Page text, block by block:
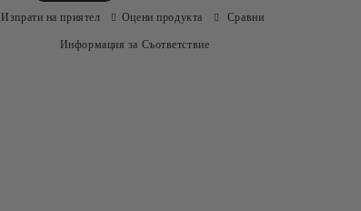
Изпрати на приятел Оцени продукта Сравни
Информация за Съответствие